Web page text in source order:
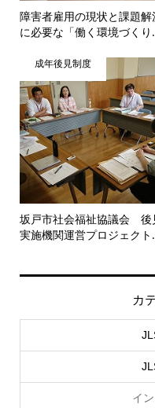
障害者雇用の現状と課題解
に必要な「働く環境づくり
成年後見制度
坂戸市社会福祉協議会 後
実施機関運営プロジェクト
カ
イ